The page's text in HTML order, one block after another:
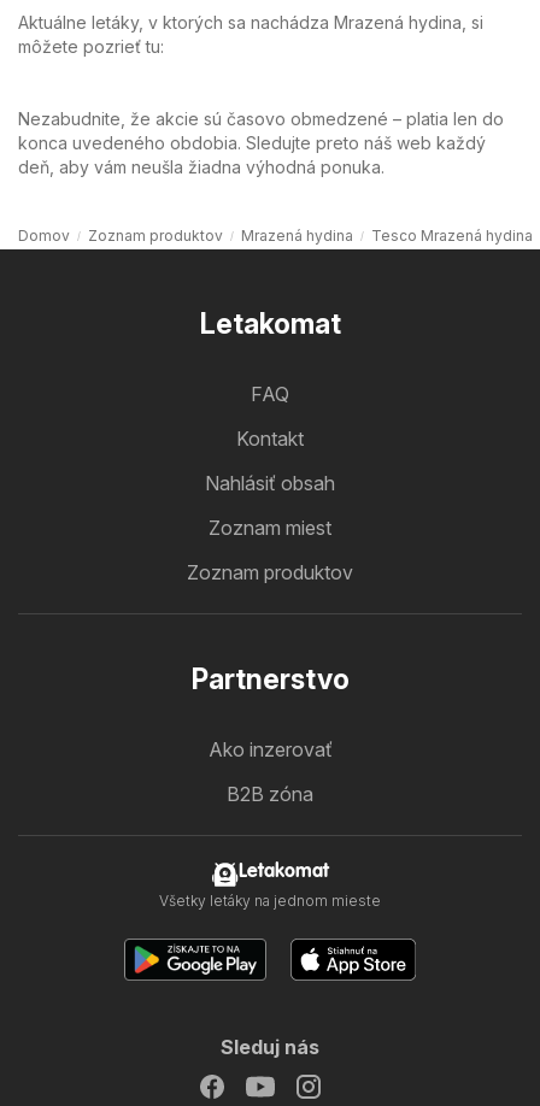
Aktuálne letáky, v ktorých sa nachádza Mrazená hydina, si
môžete pozrieť tu:
Nezabudnite, že akcie sú časovo obmedzené – platia len do
konca uvedeného obdobia. Sledujte preto náš web každý
deň, aby vám neušla žiadna výhodná ponuka.
Domov Zoznam produktov Mrazená hydina Tesco Mrazená hydina
Letakomat
FAQ
Kontakt
Nahlásiť obsah
Zoznam miest
Zoznam produktov
Partnerstvo
Ako inzerovať
B2B zóna
Letakomat
Všetky letáky na jednom mieste
Sleduj nás